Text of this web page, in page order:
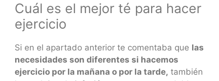
Cuál es el mejor té para hacer
ejercicio
Si en el apartado anterior te comentaba que las
necesidades son diferentes si hacemos
ejercicio por la mañana o por la tarde, también